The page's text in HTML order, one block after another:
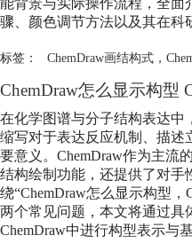
骤、颜色调节方法以及其在科
标签： ChemDraw画结构式，
ChemDraw怎么显示构型
在化学图谱与分子结构表达中
缩写对于表达反应机制、描述
要意义。ChemDraw作为主流
结构绘制功能，还提供了对手
绕“ChemDraw怎么显示构型
两个常见问题，本文将通过具
ChemDraw中进行构型表示与